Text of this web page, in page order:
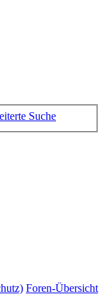
Suche
Foren-Übersicht